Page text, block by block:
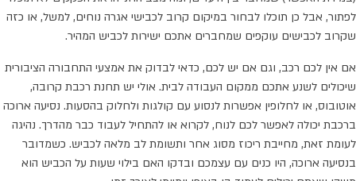
לפתור, אבל כן תוכלו לבחור במיקום קרוב לכבישי אגרה נוחים, למשל, או כזה
שקרוב לכבישים עוקפים שמחברים אתכם ישירות לכביש המהיר.
אם אין לכם רכב, וגם אם יש לכם, כדאי לבדוק את אמצעי התחבורה הציבורית
שיכולים לשנע אתכם ממקום העבודה לבית. אולי יש תחנת רכבת קרובה,
אוטובוס, או לחלופין אפשרות לנסוע עם קולגות ולחלוק בהסעות. נסיעה ארוכה
ברכבת יכולה לאפשר לכם לנוח, לקרוא או להתחיל לעבוד כבר מהדרך. נהיגה
לעומת זאת, מחייבת ריכוז מסוג אחר ותשומת לב מלאה לכביש. כשמדובר
בנסיעה ארוכה, היו כנים עם עצמכם ובדקו האם בילוי שעות על הכביש הוא